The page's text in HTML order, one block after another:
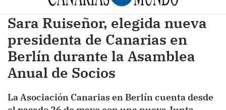
Sara Ruiseñor, elegida nueva
presidenta de Canarias en
Berlín durante la Asamblea
Anual de Socios
La Asociación Canarias en Berlín cuenta desde